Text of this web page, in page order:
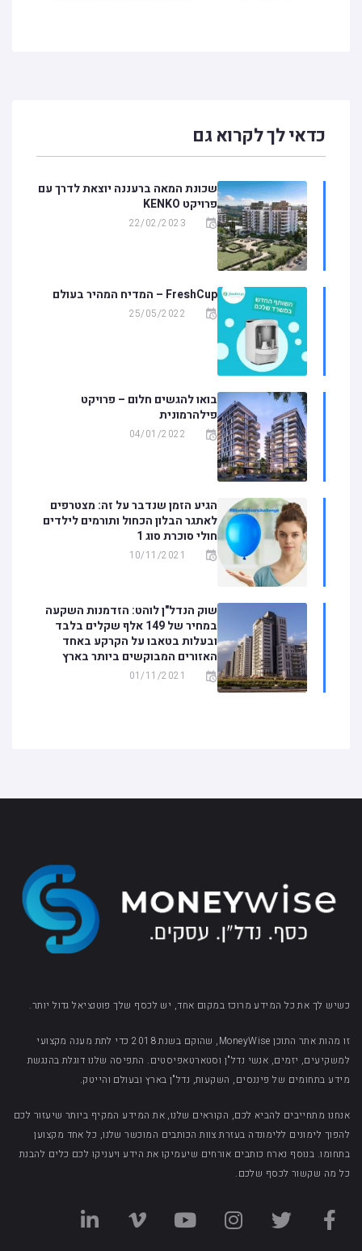
כדאי לך לקרוא גם
שכונת המאה ברעננה יוצאת לדרך עם
פרויקט KENKO
22/02/2023
FreshCup – המדיח המהיר בעולם
25/05/2022
בואו להגשים חלום – פרויקט
פילהרמונית
04/01/2022
הגיע הזמן שנדבר על זה: מצטרפים
לאתגר הבלון הכחול ותורמים לילדים
חולי סוכרת סוג 1
10/11/2021
שוק הנדל"ן לוהט: הזדמנות השקעה
במחיר של 149 אלף שקלים בלבד
ובעלות בטאבו על הקרקע באחד
האזורים המבוקשים ביותר בארץ
01/11/2021
כשיש לך את כל המידע מרוכז במקום אחד, יש לכסף שלך פוטנציאל גדול יותר.
זו מהות אתר התוכן MoneyWise, שהוקם בשנת 2018 כדי לתת מענה מקצועי
למשקיעים, יזמים, אנשי נדל"ן וסטארטאפיסטים. התפיסה שלנו דוגלת בהנגשת
מידע בתחומים של פיננסים, השקעות, נדל"ן בארץ ובעולם והייטק.
אנחנו מתחייבים להביא לכם, הקוראים שלנו, את המידע המקיף ביותר שיעזור לכם
להפוך לימונים ללימונדה בעזרת צוות הכותבים המוכשר שלנו, כל אחד מקצוען
בתחומו. בנוסף נארח כותבים אורחים שיעמיקו את הידע ויעניקו לכם כלים להבנת
כל מה שקשור לכסף שלכם.